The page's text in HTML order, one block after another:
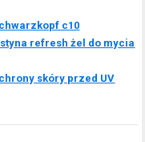
c10
refresh żel do mycia
skóry przed UV